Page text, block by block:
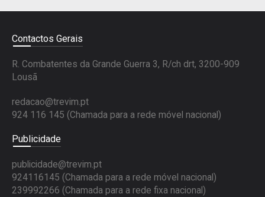
Contactos Gerais
R. Combatentes da Grande Guerra 3, R/ch drt, 3200-909
Lousã
redacao@trevim.pt
924 116 145 (Chamada para a rede móvel nacional)
Publicidade
publicidade@trevim.pt
924116145 (Chamada para a rede móvel nacional)
239992266 (Chamada para a rede fixa nacional)